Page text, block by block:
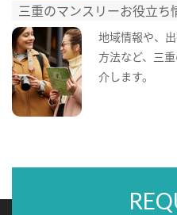
三重のマンスリーお役立ち
地域情報や、
方法など、三
介します。